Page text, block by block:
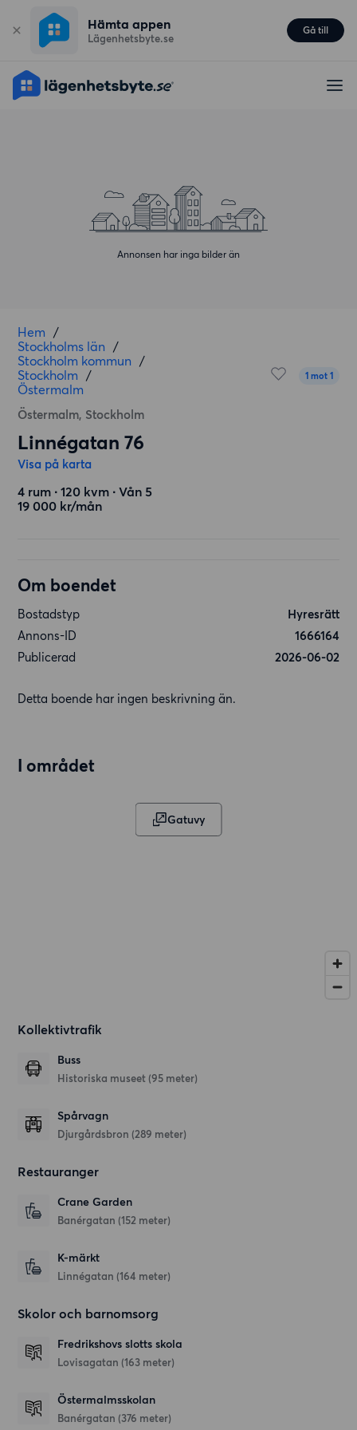
Hämta appen
Lägenhetsbyte.se
Gå till
Annonsen har inga bilder än
Hem /
Stockholms län /
Stockholm kommun /
Stockholm /
Östermalm
Östermalm, Stockholm
1 mot 1
Linnégatan 76
Visa på karta
4 rum ∙ 120 kvm ∙ Vån 5
19 000 kr/mån
Om boendet
Bostadstyp
Hyresrätt
Annons-ID
1666164
Publicerad
2026-06-02
Detta boende har ingen beskrivning än.
I området
Gatuvy
Kollektivtrafik
Buss
Historiska museet (95 meter)
Spårvagn
Djurgårdsbron (289 meter)
Restauranger
Crane Garden
Banérgatan (152 meter)
K-märkt
Linnégatan (164 meter)
Skolor och barnomsorg
Fredrikshovs slotts skola
Lovisagatan (163 meter)
Östermalmsskolan
Banérgatan (376 meter)